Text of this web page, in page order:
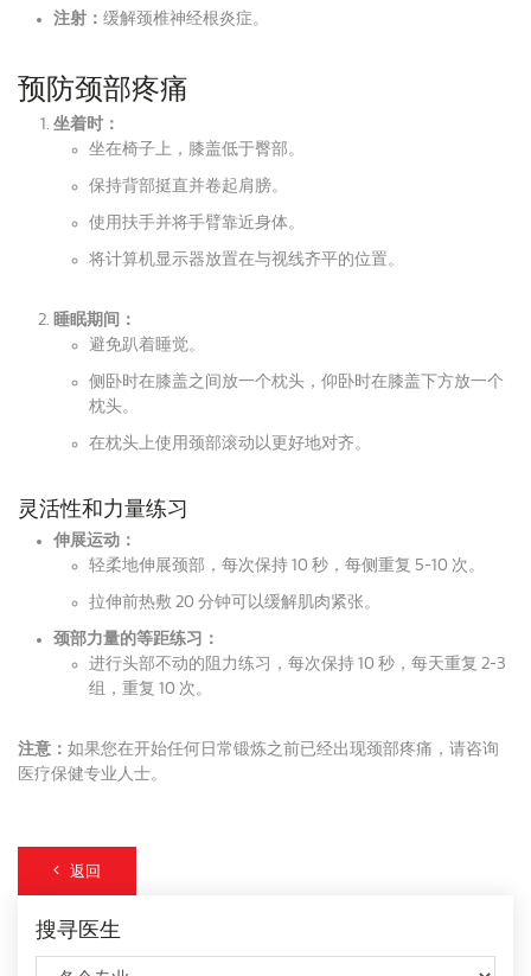
注射： 缓解颈椎神经根炎症。
预防颈部疼痛
坐着时：
坐在椅子上，膝盖低于臀部。
保持背部挺直并卷起肩膀。
使用扶手并将手臂靠近身体。
将计算机显示器放置在与视线齐平的位置。
睡眠期间：
避免趴着睡觉。
侧卧时在膝盖之间放一个枕头，仰卧时在膝盖下方放一个
枕头。
在枕头上使用颈部滚动以更好地对齐。
灵活性和力量练习
伸展运动：
轻柔地伸展颈部，每次保持 10 秒，每侧重复 5-10 次。
拉伸前热敷 20 分钟可以缓解肌肉紧张。
颈部力量的等距练习：
进行头部不动的阻力练习，每次保持 10 秒，每天重复 2-3
组，重复 10 次。
注意： 如果您在开始任何日常锻炼之前已经出现颈部疼痛，请咨询
医疗保健专业人士。
返回
搜寻医生